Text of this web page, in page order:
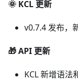
🌞 KCL 更新
v0.7.4 发布，
🎁 API 更新
KCL 新增语法